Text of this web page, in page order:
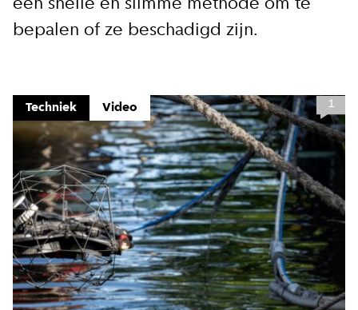
een snelle en slimme methode om te
bepalen of ze beschadigd zijn.
Techniek Video 1